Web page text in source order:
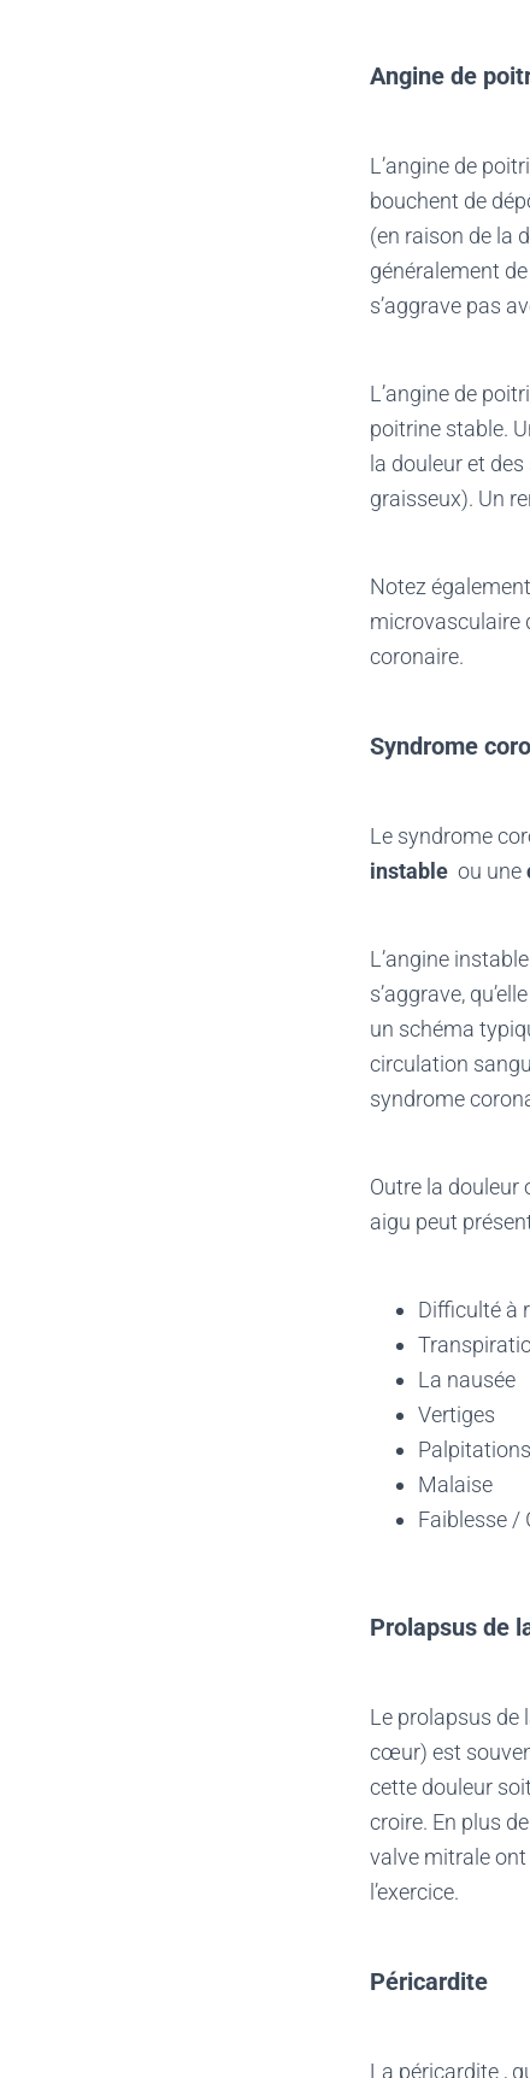
Angine de
L’angine de
bouchent de
(en raison de la
généralement
s’aggrave pas
L’angine de
poitrine stable.
la douleur et
graisseux). Un
Notez
microvasculaire
coronaire.
Syndrome
Le syndrome
instable ou une
L’angine
s’aggrave,
un schéma
circulation
syndrome
Outre la douleur
aigu peut
Difficulté à
La nausée
Vertiges
Palpitations
Malaise
Faiblesse /
Prolapsus de
Le prolapsus de
cœur) est
cette douleur
croire. En plus
valve mitrale
l’exercice.
Péricardite
La péricardite ,